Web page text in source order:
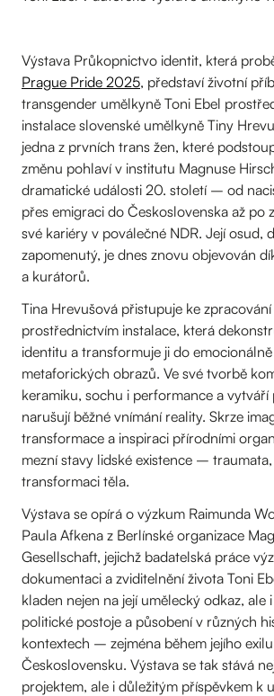
Výstava Průkopnictvo identit, která
Prague Pride 2025, představí životní
transgender umělkyně Toni Ebel
instalace slovenské umělkyně Tiny
jedna z prvních trans žen, které
změnu pohlaví v institutu Magnuse
dramatické události 20. století – od
přes emigraci do Československa až po
své kariéry v poválečné NDR. Její osud,
zapomenutý, je dnes znovu objevován
a kurátorů.
Tina Hrevušová přistupuje ke
prostřednictvím instalace, která
identitu a transformuje ji do
metaforických obrazů. Ve své tvorbě
keramiku, sochu i performance a
narušují běžné vnímání reality. Skrze
transformace a inspiraci přírodními
mezní stavy lidské existence –
transformaci těla.
Výstava se opírá o výzkum Raimunda
Paula Afkena z Berlínské organizace
Gesellschaft, jejichž badatelská práce
dokumentaci a zviditelnění života Toni
kladen nejen na její umělecký odkaz, ale
politické postoje a působení v různých
kontextech – zejména během jejího
Československu. Výstava se tak stává
projektem, ale i důležitým příspěvkem k